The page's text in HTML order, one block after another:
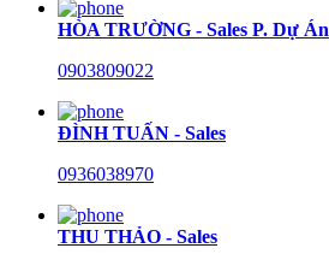
HÒA TRƯỜNG - Sales P. Dự Án
0903809022
ĐÌNH TUẤN - Sales
0936038970
THU THẢO - Sales